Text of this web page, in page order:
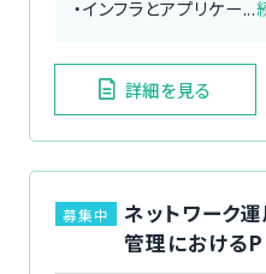
・インフラとアプリケー...
詳細を見る
募集中
ネットワーク
管理における